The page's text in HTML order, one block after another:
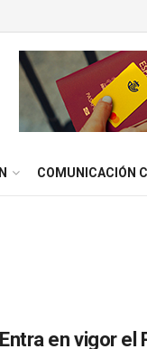
COMUNICACIÓN
Entra en vigor el